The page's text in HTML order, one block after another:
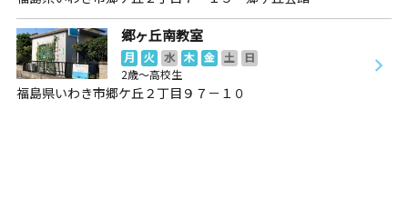
郷ヶ丘南教室
月 火 水 木 金 土
日
2歳～高校生
福島県いわき市郷ケ丘２丁目９７－１０